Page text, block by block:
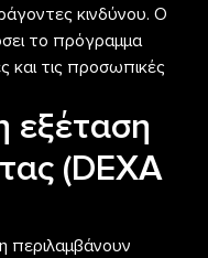
κινδύνου. Ο
το πρόγραμμα
και τις προσωπικές
εξέταση
(DEXA
περιλαμβάνουν